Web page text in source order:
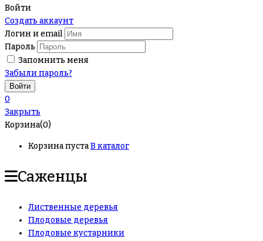
Войти
Создать аккаунт
Логин и email
Пароль
Запомнить меня
Забыли пароль?
0
Закрыть
Корзина(0)
Корзина пустаВ каталог
Саженцы
Лиственные деревья
Плодовые деревья
Плодовые кустарники